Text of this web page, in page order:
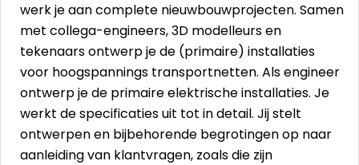
werk je aan complete nieuwbouwprojecten. Samen
met collega-engineers, 3D modelleurs en
tekenaars ontwerp je de (primaire) installaties
voor hoogspannings transportnetten. Als engineer
ontwerp je de primaire elektrische installaties. Je
werkt de specificaties uit tot in detail. Jij stelt
ontwerpen en bijbehorende begrotingen op naar
aanleiding van klantvragen, zoals die zijn